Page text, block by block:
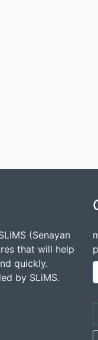
(Senayan
that will help
quickly.
by SLiMS.